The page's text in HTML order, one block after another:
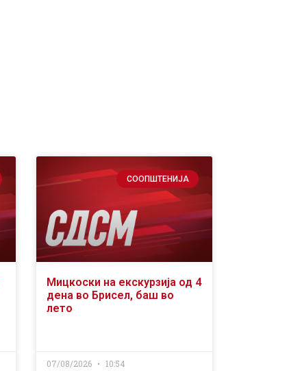
СООПШТЕНИЈА
Мицкоски на екскурзија од 4
дена во Брисел, баш во
лето
07/08/2026 10:54